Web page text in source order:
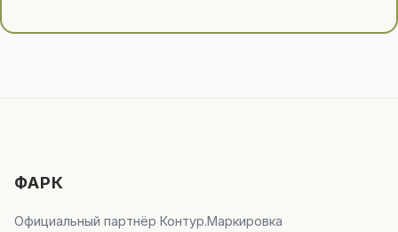
ФАРК
Официальный партнёр Контур.Маркировка